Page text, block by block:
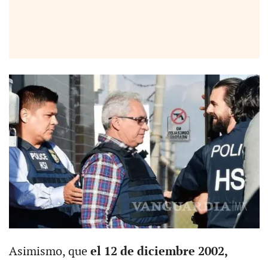
Asimismo, queel 12 de diciembre 2002,